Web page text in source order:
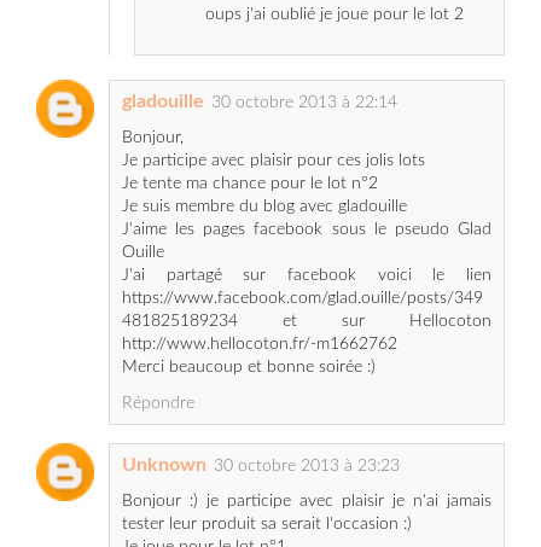
30 octobre 2013 à 22:14
Bonjour,
Je participe avec plaisir pour ces jolis lots
Je tente ma chance pour le lot n°2
Je suis membre du blog avec gladouille
J'aime les pages facebook sous le pseudo Glad
Ouille
J'ai partagé sur facebook voici le lien
https://www.facebook.com/glad.ouille/posts/349
481825189234 et sur Hellocoton
http://www.hellocoton.fr/-m1662762
Merci beaucoup et bonne soirée :)
Répondre
Bonjour :) je participe avec plaisir je n'ai jamais
tester leur produit sa serait l'occasion :)
Je joue pour le lot n°1
Je suis membre du blog avec Kelly F
J'ai liké la page Akane et Sammakeupaddict Kelly
Faucherand